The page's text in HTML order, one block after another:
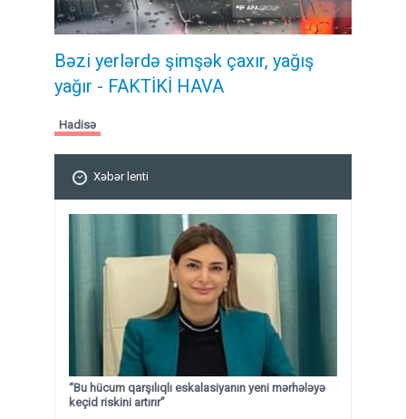
Bəzi yerlərdə şimşək çaxır, yağış
yağır - FAKTİKİ HAVA
Hadisə
Xəbər lenti
“Bu hücum qarşılıqlı eskalasiyanın yeni mərhələyə
keçid riskini artırır”